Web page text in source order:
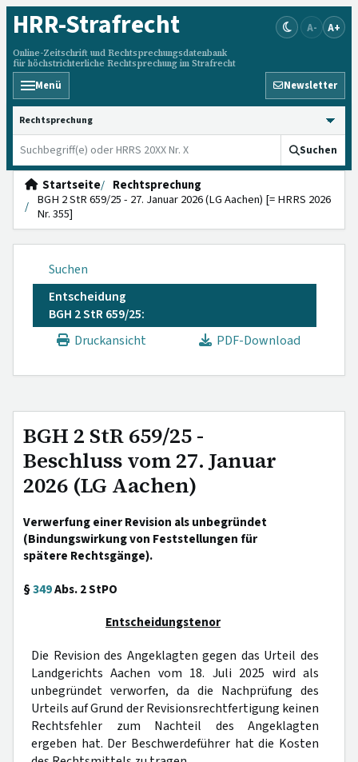
HRR-Strafrecht
Online-Zeitschrift und Rechtsprechungsdatenbank
für höchstrichterliche Rechtsprechung im Strafrecht
A- A+
Menü Newsletter
HRRS durchsuchen
Suchen
Startseite
Rechtsprechung
BGH 2 StR 659/25 - 27. Januar 2026 (LG Aachen) [= HRRS 2026
Nr. 355]
Suchen
Entscheidung
BGH 2 StR 659/25:
Druckansicht
PDF-Download
BGH 2 StR 659/25 -
Beschluss vom 27. Januar
2026 (LG Aachen)
Verwerfung einer Revision als unbegründet
(Bindungswirkung von Feststellungen für
spätere Rechtsgänge).
§349Abs. 2 StPO
Entscheidungstenor
Die Revision des Angeklagten gegen das Urteil des
Landgerichts Aachen vom 18. Juli 2025 wird als
unbegründet verworfen, da die Nachprüfung des
Urteils auf Grund der Revisionsrechtfertigung keinen
Rechtsfehler zum Nachteil des Angeklagten
ergeben hat. Der Beschwerdeführer hat die Kosten